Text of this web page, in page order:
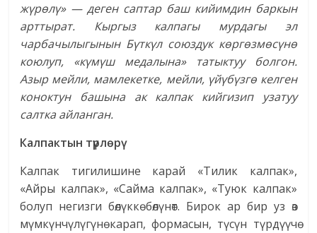
жүрөлү» — деген саптар баш кийимдин баркын
арттырат. Кыргыз калпагы мурдагы эл
чарбачылыгынын Бүткүл союздук көргөзмөсүнө
коюлуп, «күмүш медалына» татыктуу болгон.
Азыр мейли, мамлекетке, мейли, үйүбүзгө келген
коноктун башына ак калпак кийгизип узатуу
салтка айланган.
Калпактын түрлөрү
Калпак тигилишине карай «Тилик калпак»,
«Айры калпак», «Сайма калпак», «Туюк калпак»
болуп негизги бөлүккө бөлүнөт. Бирок ар бир уз өз
мүмкүнчүлүгүнө карап, формасын, түсүн түрдүүчө